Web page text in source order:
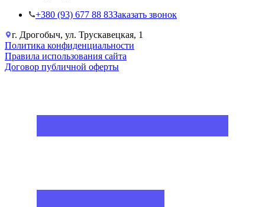
+38‎0 (93) 677 88 83Заказать звонок
г. Дрогобыч, ул. Трускавецкая, 1
Политика конфиденциальности
Правила использования сайта
Договор публичной оферты